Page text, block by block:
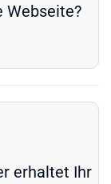
Webseite?
erhaltet Ihr